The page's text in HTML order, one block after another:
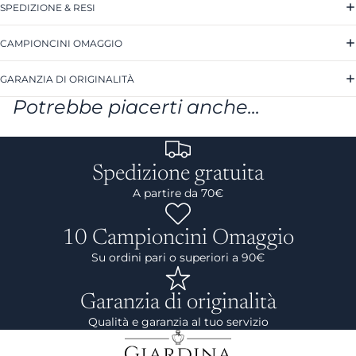
SPEDIZIONE & RESI
CAMPIONCINI OMAGGIO
GARANZIA DI ORIGINALITÀ
Potrebbe piacerti anche...
Spedizione gratuita
A partire da 70€
10 Campioncini Omaggio
Su ordini pari o superiori a 90€
Garanzia di originalità
Qualità e garanzia al tuo servizio